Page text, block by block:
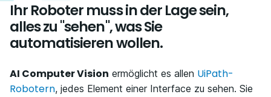
Ihr Roboter muss in der Lage sein,
alles zu "sehen", was Sie
automatisieren wollen.
AI Computer Vision ermöglicht es allen UiPath-
Robotern, jedes Element einer Interface zu sehen. Sie